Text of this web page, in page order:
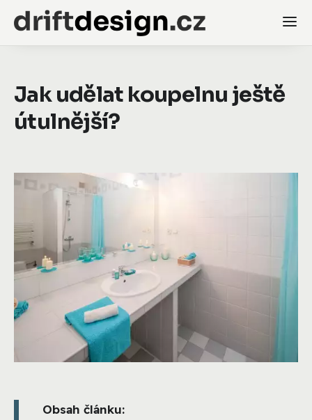
Jak udělat koupelnu ještě
útulnější?
Obsah článku: